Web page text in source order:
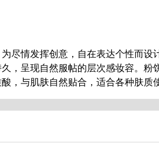
尽情发挥创意，自在表达个性而设
，呈现自然服帖的层次感妆容。粉
肌肤自然贴合，适合各种肤质使用。
肤增添动人光彩。